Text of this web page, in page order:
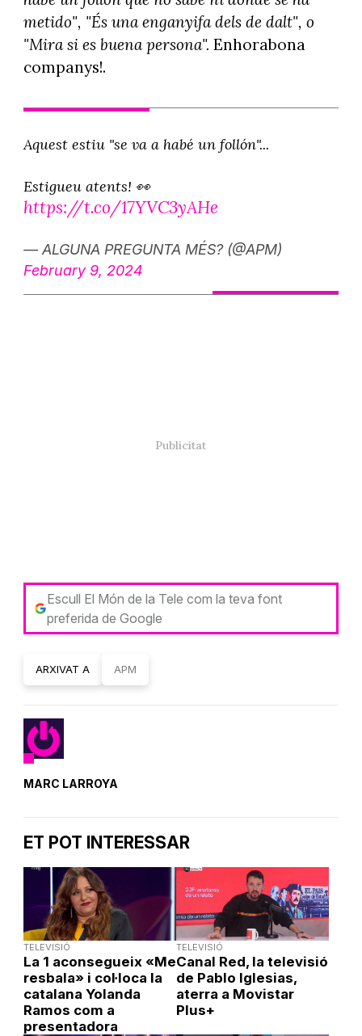
metido", "És una enganyifa dels de dalt", o
"Mira si es buena persona". Enhorabona
companys!.
Aquest estiu "se va a habé un follón"...
Estigueu atents! 👀
https://t.co/17YVC3yAHe
— ALGUNA PREGUNTA MÉS? (@APM)
February 9, 2024
Escull El Món de la Tele com la teva font
preferida de Google
ARXIVAT A APM
MARC LARROYA
ET POT INTERESSAR
TELEVISIÓ
La 1 aconsegueix «Me
resbala» i col·loca la
catalana Yolanda
Ramos com a
presentadora
TELEVISIÓ
Canal Red, la televisió
de Pablo Iglesias,
aterra a Movistar
Plus+